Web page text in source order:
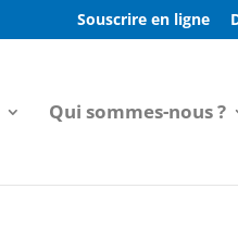
Souscrire en ligne
Qui sommes-nous ?